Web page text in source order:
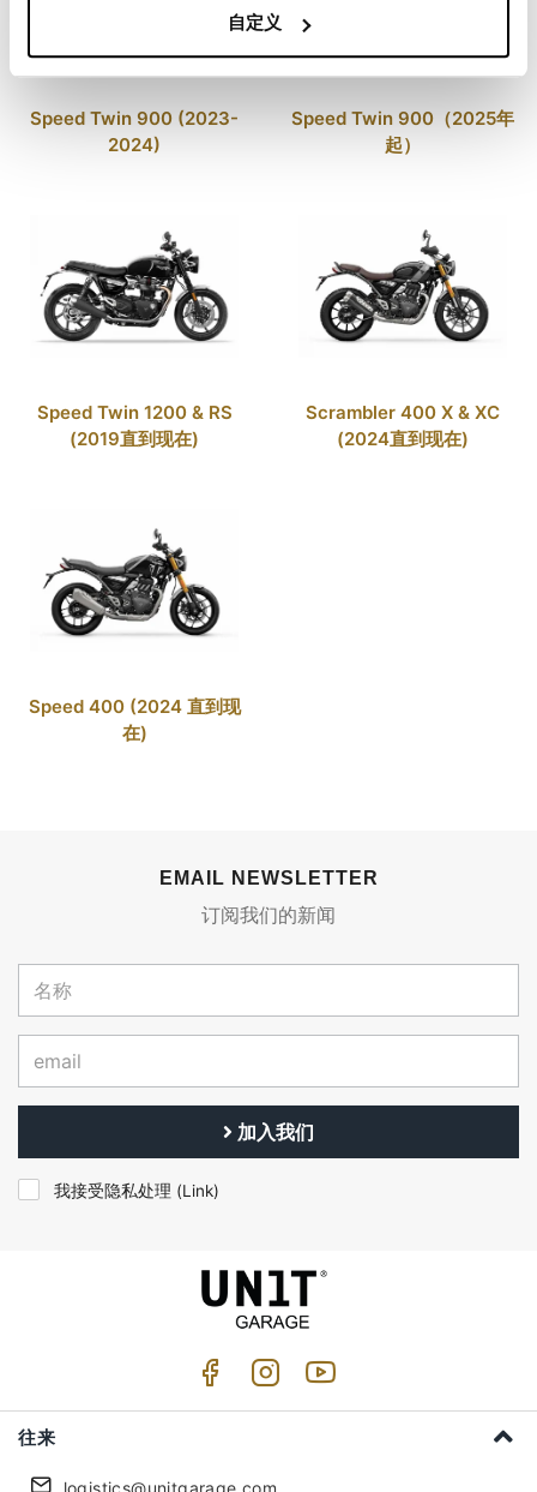
自定义
Speed Twin 900 (2023-
2024)
Speed Twin 900（2025年
起）
Speed Twin 1200 & RS
(2019直到现在)
Scrambler 400 X & XC
(2024直到现在)
Speed 400 (2024 直到现
在)
EMAIL NEWSLETTER
订阅我们的新闻
加入我们
我接受隐私处理 (Link)
往来
logistics@unitgarage.com